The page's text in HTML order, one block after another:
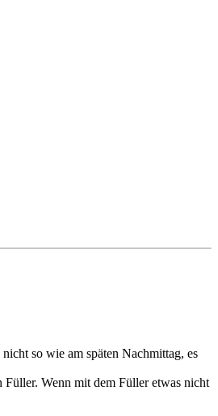
so wie am späten Nachmittag, es
Füller. Wenn mit dem Füller etwas nicht